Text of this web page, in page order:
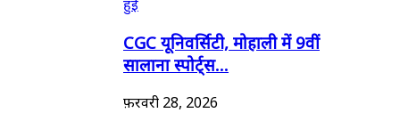
CGC यूनिवर्सिटी, मोहाली में 9वीं
सालाना स्पोर्ट्स...
फ़रवरी 28, 2026